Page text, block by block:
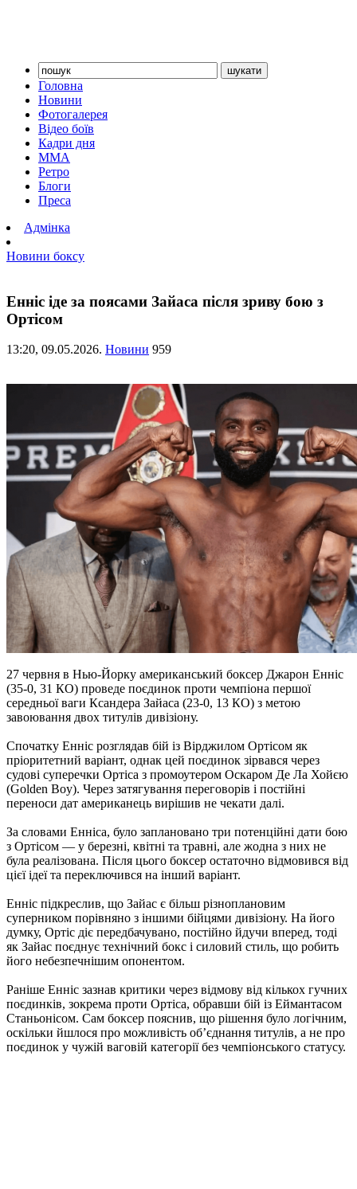
Головна
Новини
Фотогалерея
Відео боїв
Кадри дня
ММА
Ретро
Блоги
Преса
Адмінка
Новини боксу
Енніс іде за поясами Зайаса після зриву бою з
Ортісом
13:20, 09.05.2026. Новини 959
27 червня в Нью-Йорку американський боксер Джарон Енніс
(35-0, 31 КО) проведе поєдинок проти чемпіона першої
середньої ваги Ксандера Зайаса (23-0, 13 КО) з метою
завоювання двох титулів дивізіону.
Спочатку Енніс розглядав бій із Вірджилом Ортісом як
пріоритетний варіант, однак цей поєдинок зірвався через
судові суперечки Ортіса з промоутером Оскаром Де Ла Хойєю
(Golden Boy). Через затягування переговорів і постійні
переноси дат американець вирішив не чекати далі.
За словами Енніса, було заплановано три потенційні дати бою
з Ортісом — у березні, квітні та травні, але жодна з них не
була реалізована. Після цього боксер остаточно відмовився від
цієї ідеї та переключився на інший варіант.
Енніс підкреслив, що Зайас є більш різноплановим
суперником порівняно з іншими бійцями дивізіону. На його
думку, Ортіс діє передбачувано, постійно йдучи вперед, тоді
як Зайас поєднує технічний бокс і силовий стиль, що робить
його небезпечнішим опонентом.
Раніше Енніс зазнав критики через відмову від кількох гучних
поєдинків, зокрема проти Ортіса, обравши бій із Еймантасом
Станьонісом. Сам боксер пояснив, що рішення було логічним,
оскільки йшлося про можливість об’єднання титулів, а не про
поєдинок у чужій ваговій категорії без чемпіонського статусу.